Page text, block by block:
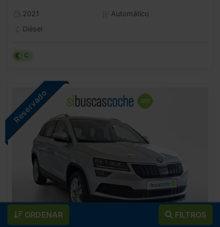
ORDENAR FILTROS
2021
Automático
Diésel
C